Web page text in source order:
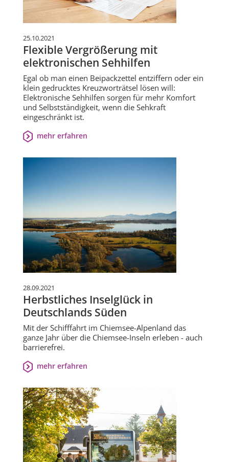
25.10.2021
Flexible Vergrößerung mit
elektronischen Sehhilfen
Egal ob man einen Beipackzettel entziffern oder ein
klein gedrucktes Kreuzworträtsel lösen will:
Elektronische Sehhilfen sorgen für mehr Komfort
und Selbstständigkeit, wenn die Sehkraft
eingeschränkt ist.
mehr erfahren
28.09.2021
Herbstliches Inselglück in
Deutschlands Süden
Mit der Schifffahrt im Chiemsee-Alpenland das
ganze Jahr über die Chiemsee-Inseln erleben - auch
barrierefrei.
mehr erfahren